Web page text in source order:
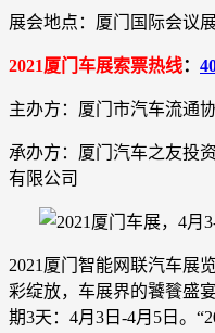
展会地点：厦门国际会议
2021厦门车展索票热线：
主办方：厦门市汽车流通
承办方：厦门汽车之友投
有限公司
2021厦门智能网联汽车展
彩绽放，车展界的饕餮盛
期3天：4月3日-4月5日。